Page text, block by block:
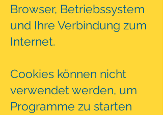
Browser, Betriebssystem
und Ihre Verbindung zum
Internet.
Cookies können nicht
verwendet werden, um
Programme zu starten